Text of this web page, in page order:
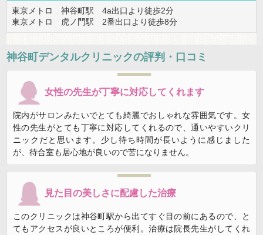
東京メトロ 神谷町駅 4a出口より徒歩2分
東京メトロ 虎ノ門駅 2番出口より徒歩8分
神谷町デンタルクリニックの評判・口コミ
女性の先生が丁寧に対応してくれます
院内がサロンみたいでとても綺麗でおしゃれな雰囲気です。女
性の先生がとても丁寧に対応してくれるので、通いやすいクリ
ニックだと思います。少し待ち時間が長いように感じました
が、待合室も居心地が良いので苦になりません。
見た目の美しさに配慮した治療
このクリニックは神谷町駅から出てすぐ目の前にあるので、と
てもアクセスが良いところが便利。治療は院長先生がしてくれ